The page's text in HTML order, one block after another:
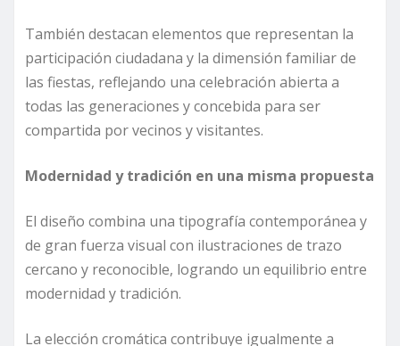
También destacan elementos que representan la
participación ciudadana y la dimensión familiar de
las fiestas, reflejando una celebración abierta a
todas las generaciones y concebida para ser
compartida por vecinos y visitantes.
Modernidad y tradición en una misma propuesta
El diseño combina una tipografía contemporánea y
de gran fuerza visual con ilustraciones de trazo
cercano y reconocible, logrando un equilibrio entre
modernidad y tradición.
La elección cromática contribuye igualmente a